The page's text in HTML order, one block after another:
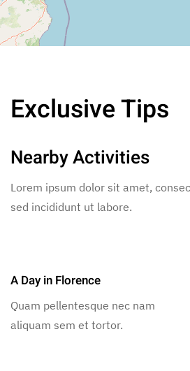
Exclusive Tips
Nearby Activities
Lorem ipsum dolor sit amet,
sed incididunt ut labore.
A Day in Florence
Quam pellentesque nec nam
aliquam sem et tortor.